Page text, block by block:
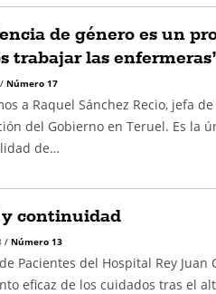
de género es un
trabajar las
/ Número 17
a Raquel Sánchez Recio, jefa
del Gobierno en Teruel. Es la
de…
continuidad
/ Número 13
Pacientes del Hospital Rey
eficaz de los cuidados tras el